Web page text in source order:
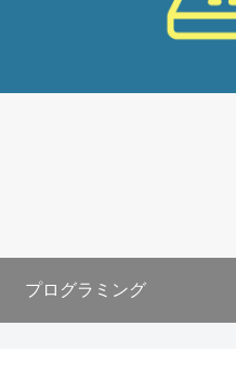
プログラミング